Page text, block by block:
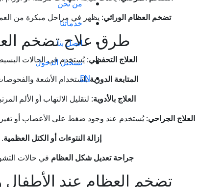
من نحن
خدماتنا
اتصل بنا
تسجيل الدخول
EN
تضخم العظام الوراثي: يظهر في مراحل مبكرة من
طرق علاج تضخم
العلاج التحفظي: يُستخدم في الحالات
المتابعة الدوريةباستخدام الأشعة
العلاج بالأدوية: لتقليل الالتهاب أو الألم
العلاج الجراحي: يُستخدم عند وجود ضغط على الأعصاب أو
إزالة النتوءات أو الكتل العظمية.
جراحة تعديل شكل العظام في حالات
تضخم العظام عند الأطفال